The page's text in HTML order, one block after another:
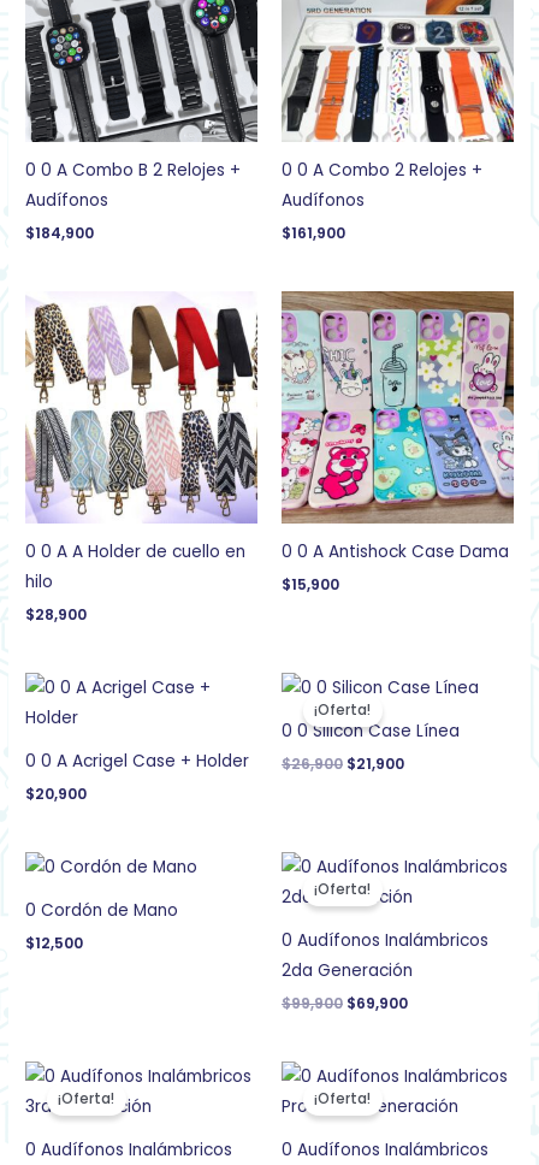
0 0 A Combo B 2 Relojes +
Audífonos
$184,900
0 0 A Combo 2 Relojes +
Audífonos
$161,900
0 0 A A Holder de cuello en
hilo
$28,900
0 0 A Antishock Case Dama
$15,900
0 0 A Acrigel Case + Holder
$20,900
¡Oferta!
0 0 Silicon Case Línea
$26,900
El
precio
original
era:
$26,900.
$21,900
El
precio
actual
es:
$21,900.
0 Cordón de Mano
$12,500
¡Oferta!
0 Audífonos Inalámbricos
2da Generación
$99,900
El
precio
original
$99,900.
$69,900
El
precio
actual
$69,900.
¡Oferta!
0 Audífonos Inalámbricos
El
precio
original
$129,900.
El
$79,900.
¡Oferta!
0 Audífonos Inalámbricos
El
precio
original
$149,900.
El
actual
$87,900.